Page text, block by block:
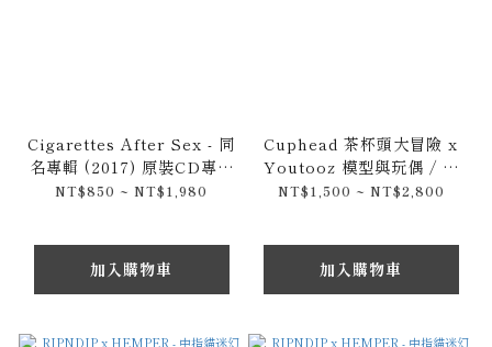
Cigarettes After Sex - 同
名專輯 (2017) 原裝CD專輯
/ 黑膠唱片
NT$850 ~ NT$1,980
加入購物車
Cuphead 茶杯頭大冒險 x
Youtooz 模型與玩偶 / 千
片拼圖收藏
NT$1,500 ~ NT$2,800
加入購物車